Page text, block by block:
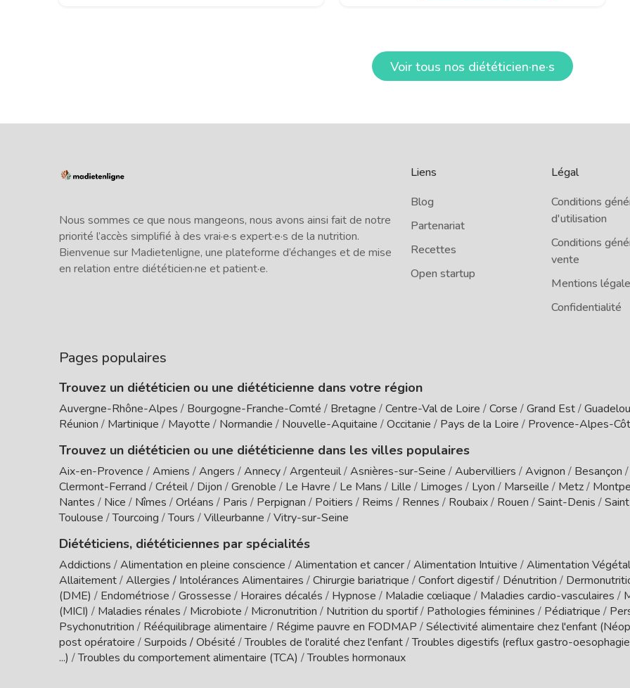
Voir tous nos diététicien·ne·s
Nous sommes ce que nous mangeons, nous avons ainsi fait de notre
priorité l’accès simplifié à des vrai·e·s expert·e·s de la nutrition.
Bienvenue sur Madietenligne, une plateforme d’échanges et de mise
en relation entre diététicien·ne et patient·e.
Liens
Blog
Partenariat
Recettes
Open startup
Légal
Conditions
d'utilisation
Conditions
vente
Mentions
Confidentialité
Pages populaires
Trouvez un diététicien ou une diététicienne dans votre région
Auvergne-Rhône-Alpes / Bourgogne-Franche-Comté / Bretagne /Centre-Val de Loire /Corse /Grand Est/
Réunion / Martinique / Mayotte / Normandie / Nouvelle-Aquitaine /Occitanie / Pays de la Loire / Provence-Alpes-
Trouvez un diététicien ou une diététicienne dans les villes populaires
Aix-en-Provence /Amiens /Angers /Annecy/Argenteuil/Asnières-sur-Seine /Aubervilliers /Avignon / Besançon /
Clermont-Ferrand /Créteil/ Dijon /Grenoble / Le Havre / Le Mans / Lille / Limoges / Lyon / Marseille / Metz/
Nantes / Nice / Nîmes /Orléans / Paris / Perpignan / Poitiers / Reims / Rennes / Roubaix/ Rouen /Saint-Denis /
Toulouse /Tourcoing /Tours /Villeurbanne /Vitry-sur-Seine
Diététiciens, diététiciennes par spécialités
Addictions /Alimentation en pleine conscience /Alimentation et cancer/Alimentation Intuitive /Alimentation
Allaitement/Allergies / Intolérances Alimentaires /Chirurgie bariatrique /Confort digestif/ Dénutrition /
(DME) / Endométriose /Grossesse / Horaires décalés / Hypnose / Maladie cœliaque / Maladies cardio-vasculaires /
(MICI) / Maladies rénales / Microbiote / Micronutrition / Nutrition du sportif/ Pathologies féminines / Pédiatrique /
Psychonutrition / Rééquilibrage alimentaire / Régime pauvre en FODMAP /Sélectivité alimentaire chez l'enfant
post opératoire /Surpoids / Obésité /Troubles de l'oralité chez l'enfant/Troubles digestifs (reflux gastro-
...) /Troubles du comportement alimentaire (TCA) /Troubles hormonaux